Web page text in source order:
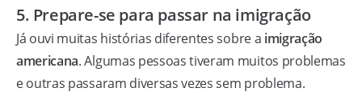
5. Prepare-se para passar na imigração
Já ouvi muitas histórias diferentes sobre a imigração
americana. Algumas pessoas tiveram muitos problemas
e outras passaram diversas vezes sem problema.